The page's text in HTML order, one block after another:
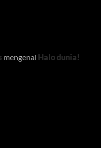
mengenai Halo dunia!